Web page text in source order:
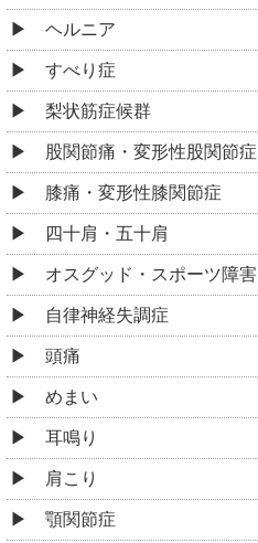
ヘルニア
すべり症
梨状筋症候群
股関節痛・変形性股関節症
膝痛・変形性膝関節症
四十肩・五十肩
オスグッド・スポーツ障害
自律神経失調症
頭痛
めまい
耳鳴り
肩こり
顎関節症